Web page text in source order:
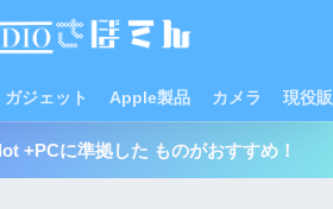
ジェット Apple製品 カメラ 現役
+PCに準拠した ものがおすすめ！